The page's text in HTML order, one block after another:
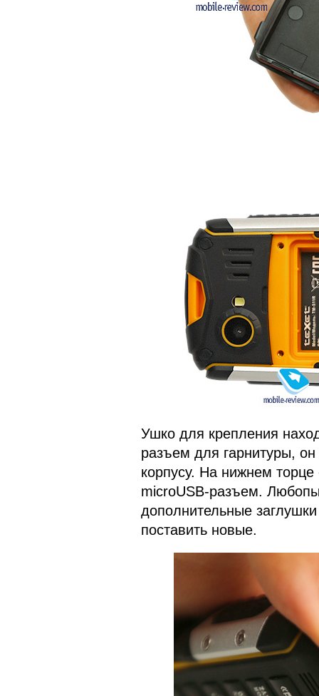
Ушко для крепления
разъем для гарнитуры,
корпусу. На нижнем торце
microUSB-разъем.
дополнительные
поставить новые.